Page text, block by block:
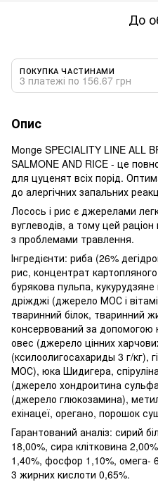
До
ПОКУПКА ЧАСТИНАМИ
3 платежі по 156.67 грн
Опис
Monge SPECIALITY LINE ALL
SALMONE AND RICE - це
для цуценят всіх порід.
до алергічних запальних
Лосось і рис є джерелами
вуглеводів, а тому цей
з проблемами травлення.
Інгредієнти: риба (26%
рис, концентрат картопляного
бурякова пульпа,
дріжджі (джерело МОС і
тваринний білок, тваринний
консервований за допомогою
овес (джерело цінних
(ксилоолигосахариды 3 г/кг),
МОС), юка Шидигера,
(джерело хондроитина
(джерело глюкозамина),
ехінацеї, орегано, порошок
Гарантований аналіз: сирий
18,00%, сира клітковина
1,40%, фосфор 1,10%, омега-
3 жирних кислоти 0,65%.